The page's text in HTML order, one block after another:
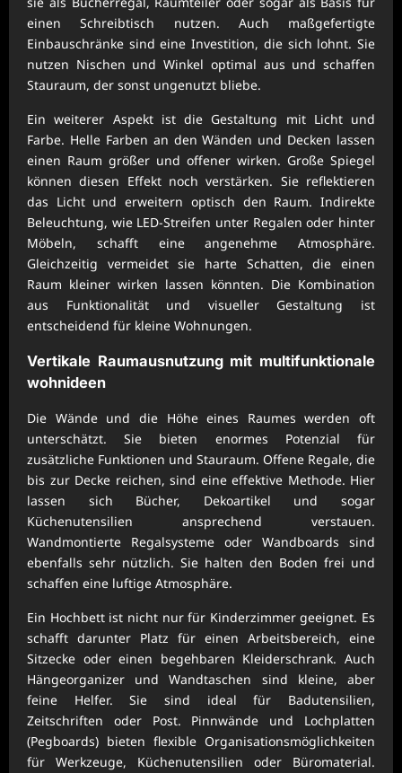
einen Schreibtisch nutzen. Auch maßgefertigte
Einbauschränke sind eine Investition, die sich lohnt. Sie
nutzen Nischen und Winkel optimal aus und schaffen
Stauraum, der sonst ungenutzt bliebe.
Ein weiterer Aspekt ist die Gestaltung mit Licht und
Farbe. Helle Farben an den Wänden und Decken lassen
einen Raum größer und offener wirken. Große Spiegel
können diesen Effekt noch verstärken. Sie reflektieren
das Licht und erweitern optisch den Raum. Indirekte
Beleuchtung, wie LED-Streifen unter Regalen oder hinter
Möbeln, schafft eine angenehme Atmosphäre.
Gleichzeitig vermeidet sie harte Schatten, die einen
Raum kleiner wirken lassen könnten. Die Kombination
aus Funktionalität und visueller Gestaltung ist
entscheidend für kleine Wohnungen.
Vertikale Raumausnutzung mit multifunktionale
wohnideen
Die Wände und die Höhe eines Raumes werden oft
unterschätzt. Sie bieten enormes Potenzial für
zusätzliche Funktionen und Stauraum. Offene Regale, die
bis zur Decke reichen, sind eine effektive Methode. Hier
lassen sich Bücher, Dekoartikel und sogar
Küchenutensilien ansprechend verstauen.
Wandmontierte Regalsysteme oder Wandboards sind
ebenfalls sehr nützlich. Sie halten den Boden frei und
schaffen eine luftige Atmosphäre.
Ein Hochbett ist nicht nur für Kinderzimmer geeignet. Es
schafft darunter Platz für einen Arbeitsbereich, eine
Sitzecke oder einen begehbaren Kleiderschrank. Auch
Hängeorganizer und Wandtaschen sind kleine, aber
feine Helfer. Sie sind ideal für Badutensilien,
Zeitschriften oder Post. Pinnwände und Lochplatten
(Pegboards) bieten flexible Organisationsmöglichkeiten
für Werkzeuge, Küchenutensilien oder Büromaterial.